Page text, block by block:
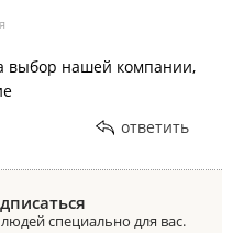
выбор нашей компании,
ответить
специально для вас.